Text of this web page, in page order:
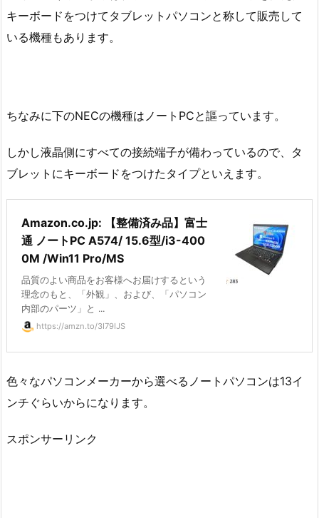
キーボードをつけてタブレットパソコンと称して販売して
いる機種もあります。
ちなみに下のNECの機種はノートPCと謳っています。
しかし液晶側にすべての接続端子が備わっているので、タ
ブレットにキーボードをつけたタイプといえます。
Amazon.co.jp: 【整備済み品】富士
通 ノートPC A574/ 15.6型/i3-400
0M /Win11 Pro/MS
品質のよい商品をお客様へお届けするという
理念のもと、「外観」、および、「パソコン
内部のパーツ」と ...
https://amzn.to/3I79IJS
色々なパソコンメーカーから選べるノートパソコンは13イ
ンチぐらいからになります。
スポンサーリンク